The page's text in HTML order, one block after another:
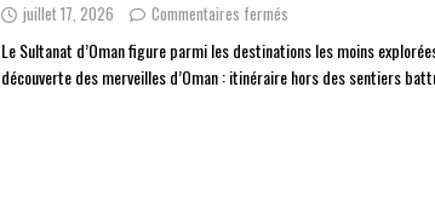
juillet 17, 2026 Commentaires fermés
Le Sultanat d’Oman figure parmi les destinations les moins
découverte des merveilles d’Oman : itinéraire hors des sentiers